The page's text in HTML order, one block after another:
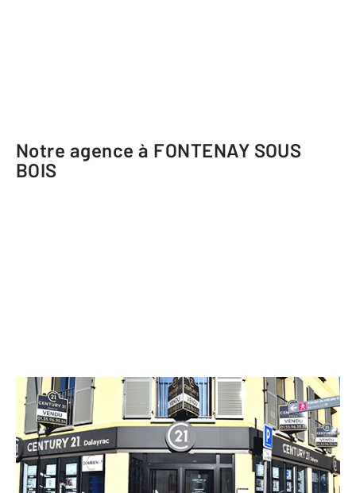
Notre agence à FONTENAY SOUS
BOIS
CENTURY 21 Dalayrac
110 rue Dalayrac
FONTENAY SOUS BOIS - 94120